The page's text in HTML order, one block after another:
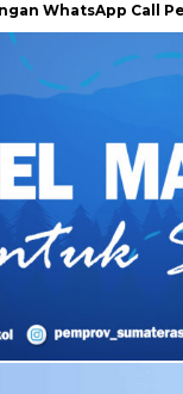
Call Pertama di